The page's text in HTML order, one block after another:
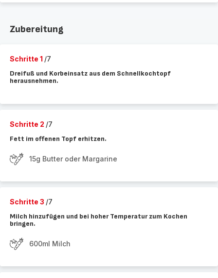
Zubereitung
Schritte 1 /7
Dreifuß und Korbeinsatz aus dem Schnellkochtopf
herausnehmen.
Schritte 2 /7
Fett im offenen Topf erhitzen.
15g Butter oder Margarine
Schritte 3 /7
Milch hinzufügen und bei hoher Temperatur zum Kochen
bringen.
600ml Milch